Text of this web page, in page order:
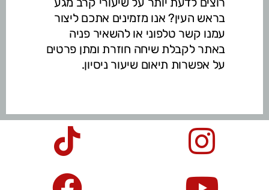
בראש העין? אנו מזמינים אתכם ליצור
עמנו קשר טלפוני או להשאיר פניה
באתר לקבלת שיחה חוזרת ומתן פרטים
על אפשרות תיאום שיעור ניסיון.